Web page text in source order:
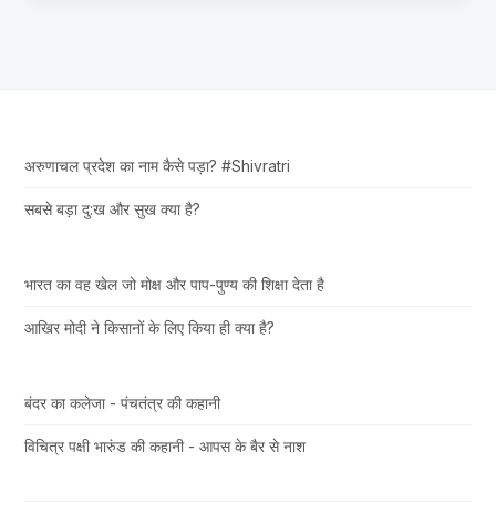
अरुणाचल प्रदेश का नाम कैसे पड़ा? #Shivratri
सबसे बड़ा दु:ख और सुख क्या है?
भारत का वह खेल जो मोक्ष और पाप-पुण्य की शिक्षा देता है
आखिर मोदी ने किसानों के लिए किया ही क्या है?
बंदर का कलेजा - पंचतंत्र की कहानी
विचित्र पक्षी भारुंड की कहानी - आपस के बैर से नाश